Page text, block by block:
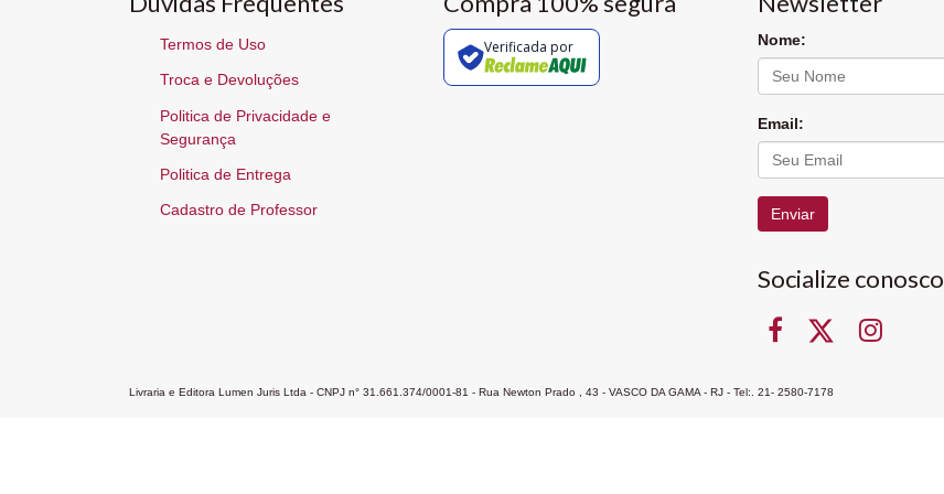
Termos de Uso
Troca e Devoluções
Politica de Privacidade e
Segurança
Politica de Entrega
Cadastro de Professor
Verificada por Nome:
Email:
Enviar
Socialize conosco
Livraria e Editora Lumen Juris Ltda - CNPJ n° 31.661.374/0001-81 - Rua Newton Prado , 43 - VASCO DA GAMA - RJ - Tel:. 21- 2580-7178